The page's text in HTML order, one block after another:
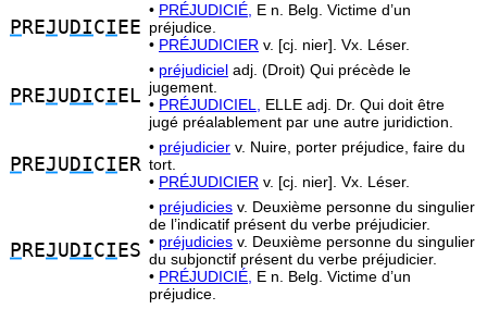
P REJU DICI EE
• PRÉJUDICIÉ, E n. Belg. Victime d’un
préjudice.
• PRÉJUDICIER v. [cj. nier]. Vx. Léser.
P REJU DICI EL
• préjudiciel adj. (Droit) Qui précède le
jugement.
• PRÉJUDICIEL,
ELLE adj. Dr. Qui doit être
jugé préalablement par une autre juridiction.
P REJU DICI ER
• préjudicier v. Nuire, porter préjudice, faire du
tort.
• PRÉJUDICIER v. [cj. nier]. Vx. Léser.
P REJU DICI ES
• préjudicies v. Deuxième personne du singulier
de l’indicatif présent du verbe préjudicier.
• préjudicies v. Deuxième personne du singulier
du subjonctif présent du verbe préjudicier.
• PRÉJUDICIÉ, E n. Belg. Victime d’un
préjudice.